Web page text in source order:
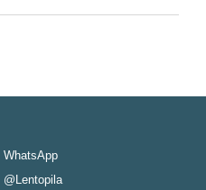
WhatsApp
@Lentopila